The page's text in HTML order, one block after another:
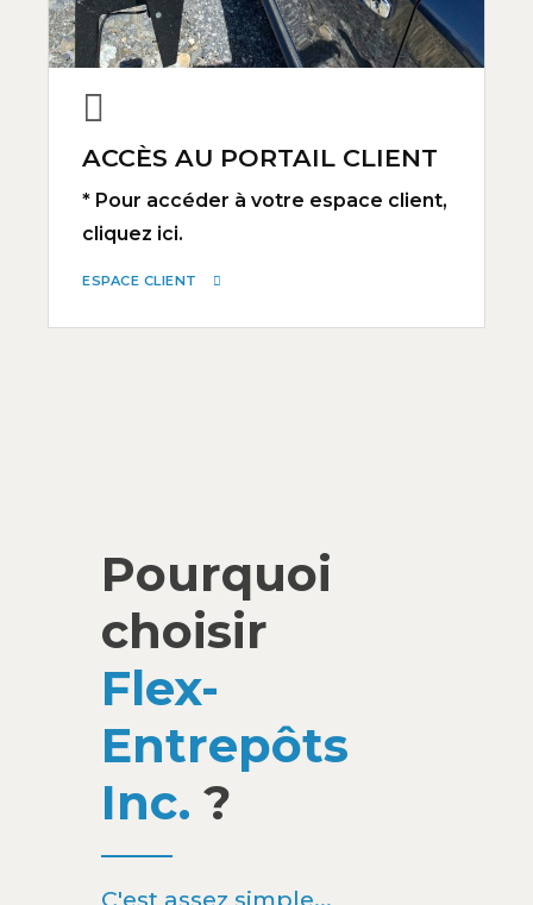
ACCÈS AU PORTAIL CLIENT
* Pour accéder à votre espace client,
cliquez ici.
ESPACE CLIENT
Pourquoi
choisir
Flex-
Entrepôts
Inc. ?
C'est assez simple...